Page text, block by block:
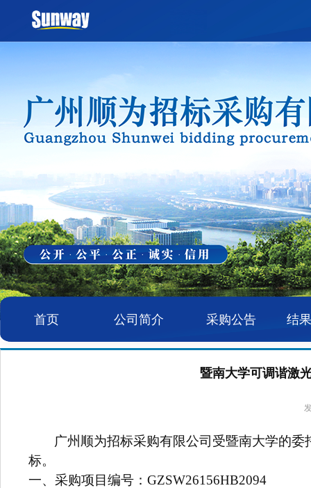
首页 公司简介 采购公告 结
暨南大学可调谐激
广州顺为招标采购有限公司受暨南大学的
标。
一、采购项目编号：GZSW26156HB2094